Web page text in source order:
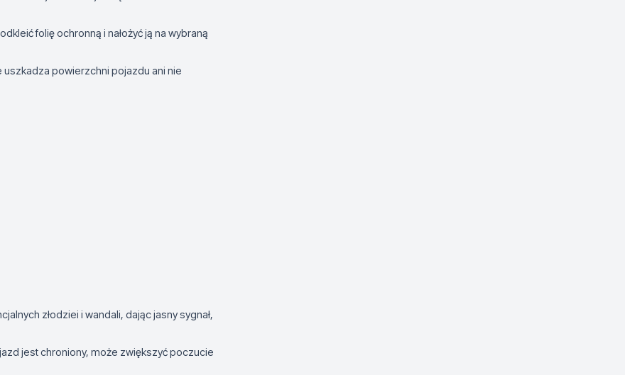
folię ochronną i nałożyć ją na wybraną
powierzchni pojazdu ani nie
złodziei i wandali, dając jasny sygnał,
jest chroniony, może zwiększyć poczucie